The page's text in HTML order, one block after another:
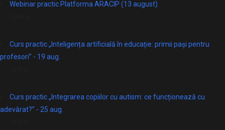
Webinar practic Platforma ARACIP (13 august)
Curs practic „Inteligența artificială în educație: primii pași pentru
profesori” - 19 aug.
Curs practic „Integrarea copiilor cu autism: ce funcționează cu
adevărat?” - 25 aug.